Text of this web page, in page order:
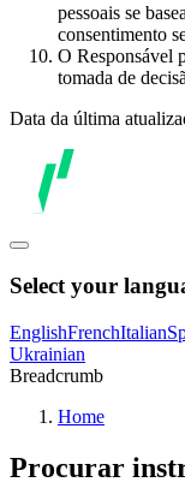
pessoais se
consentimento
O Responsável
tomada de
Data da última
Select your
EnglishFrenchItalian
Ukrainian
Breadcrumb
Home
Procurar